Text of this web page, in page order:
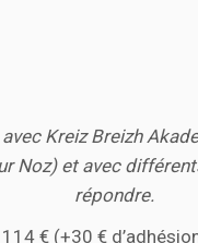
Kreiz Breizh
Noz) et avec
répondre.
€ (+30 €